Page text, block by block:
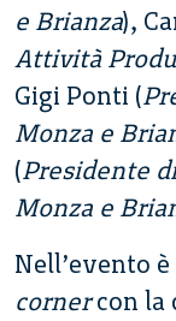
e Brianza),
Attività
Gigi Ponti (
Monza e
(Presidente
Monza e
Nell’evento
cornercon la